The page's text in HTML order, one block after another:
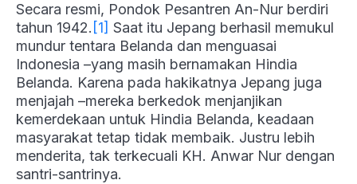
Secara resmi, Pondok Pesantren An-Nur berdiri
tahun 1942. [1] Saat itu Jepang berhasil memukul
mundur tentara Belanda dan menguasai
Indonesia –yang masih bernamakan Hindia
Belanda. Karena pada hakikatnya Jepang juga
menjajah –mereka berkedok menjanjikan
kemerdekaan untuk Hindia Belanda, keadaan
masyarakat tetap tidak membaik. Justru lebih
menderita, tak terkecuali KH. Anwar Nur dengan
santri-santrinya.